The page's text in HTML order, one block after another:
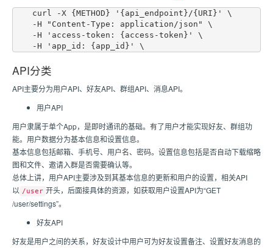
API分类
API主要分为用户API、好友API、群组API、消息API。
用户API
用户隶属于单个App，是即时通讯的基础。有了用户才能实现好友、群组功
能。用户数据分为基本信息和设置信息。
基本信息包括邮箱、手机号、用户名、密码。设置信息包括是否自动下载缩略
图和文件、邀请入群是否需要确认等。
总体上讲，用户API主要涉及到其基本信息的更新和用户的设置，相关API
以 /user 开头，后面接具体的资源，如获取用户设置API为“GET
/user/settings”。
好友API
好友是用户之间的关系，好友设计中用户可为好友设置备注、设置好友消息的